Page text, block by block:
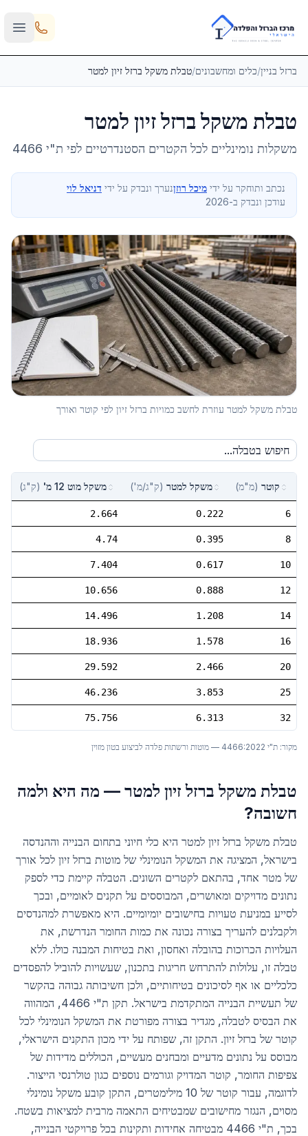
Skip to main content
ברזל בניין/כלים ומחשבונים/טבלת משקל ברזל זיון למטר
טבלת משקל ברזל זיון למטר
משקלות נומינליים לכל הקטרים הסטנדרטיים לפי ת"י 4466
נכתב ותוחקר על ידי מיכל רוזןנערך ונבדק על ידי דניאל לוי
עודכן ונבדק ב-2026
טבלת משקל למטר עוזרת לחשב כמויות ברזל זיון לפי קוטר ואורך
קוטר (מ"מ) משקל למטר (ק"ג/מ') משקל מוט 12 מ' (ק"ג)
6
0.222
2.664
8
0.395
4.74
10
0.617
7.404
12
0.888
10.656
14
1.208
14.496
16
1.578
18.936
20
2.466
29.592
25
3.853
46.236
32
6.313
75.756
מקור: ת"י 4466:2022 — מוטות ורשתות פלדה לביצוע בטון מזוין
טבלת משקל ברזל זיון למטר — מה היא ולמה
חשובה?
טבלת משקל ברזל זיון למטר היא כלי חיוני בתחום הבנייה וההנדסה
בישראל, המציגה את המשקל הנומינלי של מוטות ברזל זיון לכל אורך
של מטר אחד, בהתאם לקטרים השונים. הטבלה קיימת כדי לספק
נתונים מדויקים ומאושרים, המבוססים על תקנים לאומיים, ובכך
לסייע במניעת טעויות בחישובים יומיומיים. היא מאפשרת למהנדסים
ולקבלנים להעריך בצורה נכונה את כמות החומר הנדרשת, את
העלויות הכרוכות בהובלה ואחסון, ואת בטיחות המבנה כולו. ללא
טבלה זו, עלולות להתרחש חריגות בתכנון, שעשויות להוביל להפסדים
כלכליים או אף לסיכונים בטיחותיים, ולכן חשיבותה גבוהה בהקשר
של תעשיית הבנייה המתקדמת בישראל. תקן ת"י 4466, המהווה
את הבסיס לטבלה, מגדיר בצורה מפורטת את המשקל הנומינלי לכל
קוטר של ברזל זיון. התקן זה, שפותח על ידי מכון התקנים הישראלי,
מבוסס על נתונים מדעיים ומבחנים מעשיים, הכוללים מדידות של
צפיפות החומר, קוטר המדויק וגורמים נוספים כגון טולרנסי הייצור.
לדוגמה, עבור קוטר של 10 מילימטרים, התקן קובע משקל נומינלי
מסוים, הנגזר מחישובים שמבטיחים התאמה מרבית למציאות בשטח.
בכך, ת"י 4466 מבטיחה אחידות ותקינות בכל פרויקטי הבנייה,